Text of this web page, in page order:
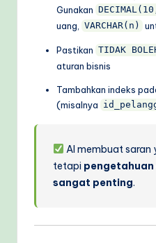
Gunakan
uang,
VARCHAR(n)
Pastikan TIDAK
aturan bisnis
Tambahkan indeks
(misalnya
AI membuat saran
tetapi pengetahuan
sangat penting.